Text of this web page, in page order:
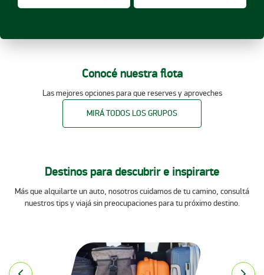
Conocé nuestra flota
Las mejores opciones para que reserves y aproveches
MIRÁ TODOS LOS GRUPOS
Destinos para descubrir e inspirarte
Más que alquilarte un auto, nosotros cuidamos de tu camino, consultá
nuestros tips y viajá sin preocupaciones para tu próximo destino.